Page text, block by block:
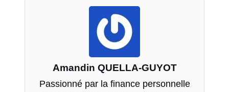
Amandin QUELLA-GUYOT
Passionné par la finance personnelle